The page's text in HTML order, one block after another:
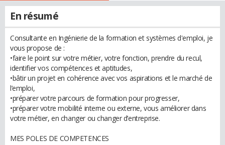
En résumé
Consultante en Ingénierie de la formation et systèmes d'emploi, je
vous propose de :
•faire le point sur votre métier, votre fonction, prendre du recul,
identifier vos compétences et aptitudes,
•bâtir un projet en cohérence avec vos aspirations et le marché de
l’emploi,
•préparer votre parcours de formation pour progresser,
•préparer votre mobilité interne ou externe, vous améliorer dans
votre métier, en changer ou changer d’entreprise.
MES POLES DE COMPETENCES